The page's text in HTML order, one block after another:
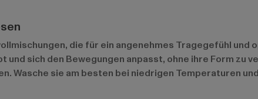
die für ein angenehmes Tragegefühl
sich den Bewegungen anpasst, ohne ihre Form zu
Wasche sie am besten bei niedrigen Temperaturen